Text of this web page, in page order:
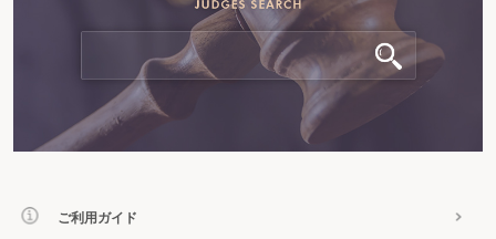
ご利用ガイド